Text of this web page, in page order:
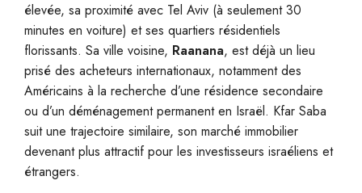
élevée, sa proximité avec Tel Aviv (à seulement 30
minutes en voiture) et ses quartiers résidentiels
florissants. Sa ville voisine, Raanana, est déjà un lieu
prisé des acheteurs internationaux, notamment des
Américains à la recherche d’une résidence secondaire
ou d’un déménagement permanent en Israël. Kfar Saba
suit une trajectoire similaire, son marché immobilier
devenant plus attractif pour les investisseurs israéliens et
étrangers.